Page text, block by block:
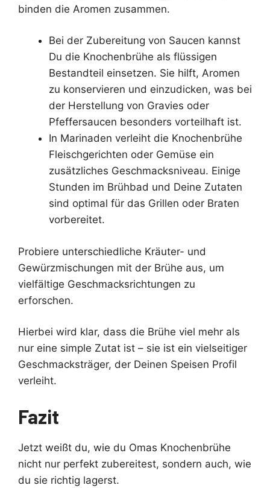
binden die Aromen zusammen.
Bei der Zubereitung von Saucen kannst
Du die Knochenbrühe als flüssigen
Bestandteil einsetzen. Sie hilft, Aromen
zu konservieren und einzudicken, was bei
der Herstellung von Gravies oder
Pfeffersaucen besonders vorteilhaft ist.
In Marinaden verleiht die Knochenbrühe
Fleischgerichten oder Gemüse ein
zusätzliches Geschmacksniveau. Einige
Stunden im Brühbad und Deine Zutaten
sind optimal für das Grillen oder Braten
vorbereitet.
Probiere unterschiedliche Kräuter- und
Gewürzmischungen mit der Brühe aus, um
vielfältige Geschmacksrichtungen zu
erforschen.
Hierbei wird klar, dass die Brühe viel mehr als
nur eine simple Zutat ist – sie ist ein vielseitiger
Geschmacksträger, der Deinen Speisen Profil
verleiht.
Fazit
Jetzt weißt du, wie du Omas Knochenbrühe
nicht nur perfekt zubereitest, sondern auch, wie
du sie richtig lagerst.